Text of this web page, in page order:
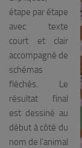
étape par étape
avec texte
court et clair
accompagné de
schémas
fléchés. Le
résultat final
est dessiné au
début à côté du
nom de l’animal